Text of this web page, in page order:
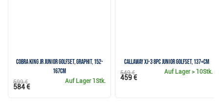
Cobra KING JR Junior Golfset, Graphit, 152-
167cm
Auf Lager 1Stk.
599 €
584 €
Callaway XJ-3 8PC Junior Golfset, 137+cm
Auf Lager> 10Stk.
549 €
459 €